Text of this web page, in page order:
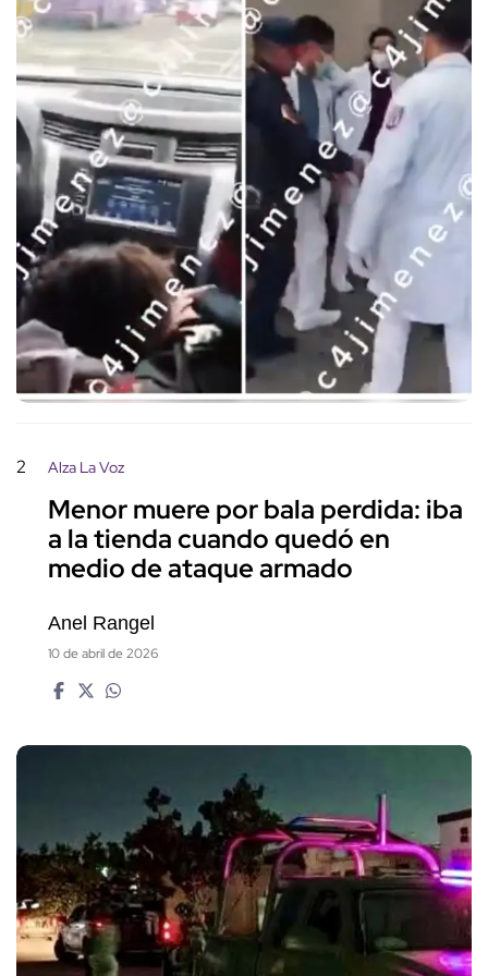
2 Alza La Voz
Menor muere por bala perdida: iba
a la tienda cuando quedó en
medio de ataque armado
Anel Rangel
10 de abril de 2026